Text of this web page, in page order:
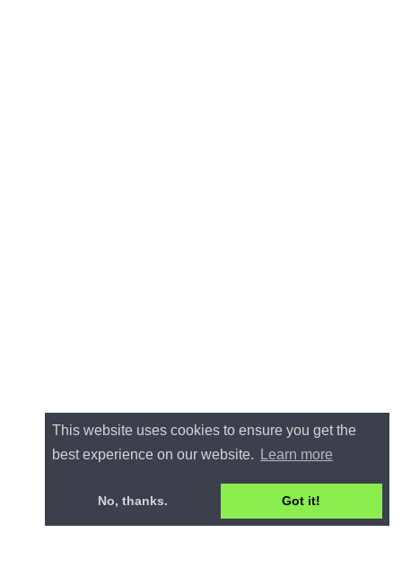
This website uses cookies to ensure you get the
best experience on our website.
Learn more
No, thanks. Got it!